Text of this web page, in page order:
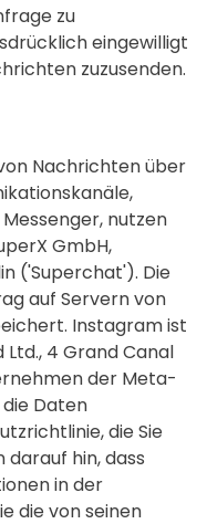
zu
eingewilligt
zuzusenden.
Nachrichten über
nutzen
GmbH,
('Superchat'). Die
auf Servern von
Instagram ist
4 Grand Canal
der Meta-
Daten
die Sie
darauf hin, dass
in der
die von seinen